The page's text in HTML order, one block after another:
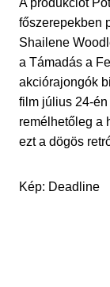
A produkciót
főszerepekben
Shailene
a Támadás a
akciórajongók
film július 24-
remélhetőleg a
ezt a dögös
Kép: Deadline